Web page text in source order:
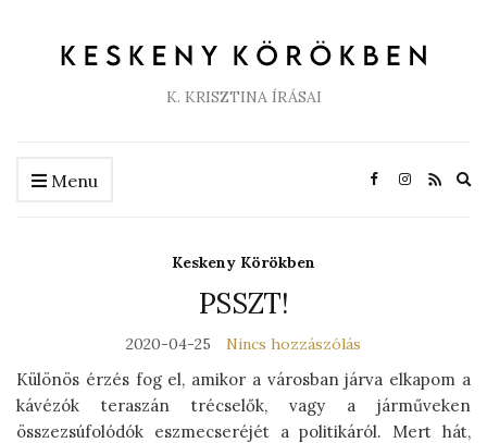
K. KRISZTINA ÍRÁSAI
Menu
Keskeny Körökben
PSSZT!
2020-04-25 Nincs hozzászólás
Különös érzés fog el, amikor a városban járva elkapom a
kávézók teraszán trécselők, vagy a járműveken
összezsúfolódók eszmecseréjét a politikáról. Mert hát,